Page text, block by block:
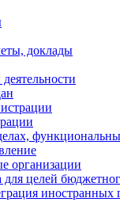
доклады
организации
целей
иностранных